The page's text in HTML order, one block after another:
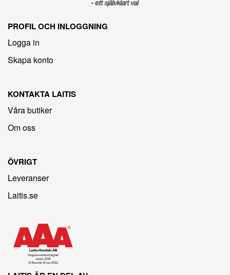
PROFIL OCH INLOGGNING
Logga in
Skapa konto
KONTAKTA LAITIS
Våra butiker
Om oss
ÖVRIGT
Leveranser
Laitis.se